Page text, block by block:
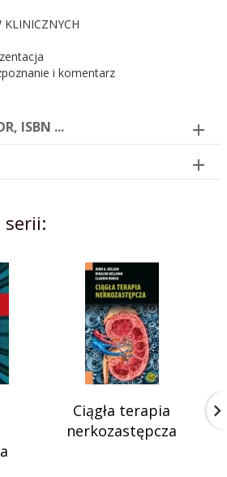
KLINICZNYCH
i komentarz
ISBN ...
serii:
Ciągła terapia
nerkozastępcza